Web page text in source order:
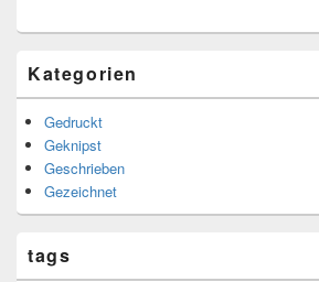
Kategorien
Gedruckt
Geknipst
Geschrieben
Gezeichnet
tags